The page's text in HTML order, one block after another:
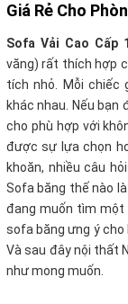
Giá Rẻ Cho
Sofa Vải Cao Cấp
văng) rất thích hợp
tích nhỏ. Mỗi chiếc
khác nhau. Nếu bạn
cho phù hợp với
được sự lựa chọn
khoăn, nhiều câu
Sofa băng thế nào
đang muốn tìm một
sofa băng ưng ý cho
Và sau đây nội thất
như mong muốn.